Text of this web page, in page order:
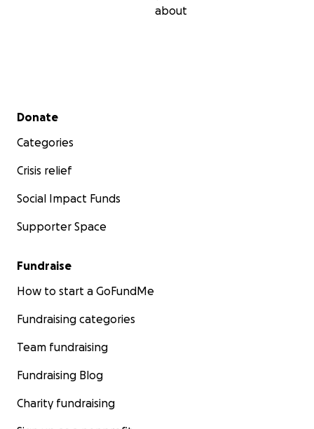
about
Secondary menu
Donate
Categories
Crisis relief
Social Impact Funds
Supporter Space
Fundraise
How to start a GoFundMe
Fundraising categories
Team fundraising
Fundraising Blog
Charity fundraising